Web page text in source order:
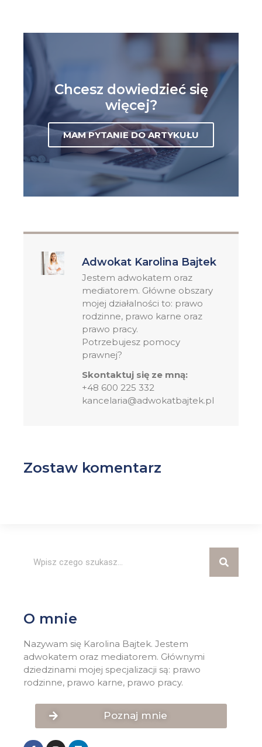
Chcesz dowiedzieć się
więcej?
MAM PYTANIE DO ARTYKUŁU
Adwokat Karolina Bajtek
Jestem adwokatem oraz
mediatorem. Główne obszary
mojej działalności to: prawo
rodzinne, prawo karne oraz
prawo pracy.
Potrzebujesz pomocy
prawnej?
Skontaktuj się ze mną:
+48 600 225 332
kancelaria@adwokatbajtek.pl
Zostaw komentarz
O mnie
Nazywam się Karolina Bajtek. Jestem
adwokatem oraz mediatorem. Głównymi
dziedzinami mojej specjalizacji są: prawo
rodzinne, prawo karne, prawo pracy.
Poznaj mnie